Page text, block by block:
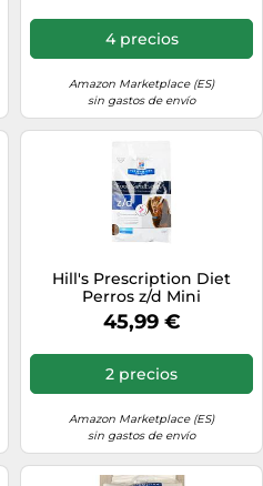
4 precios
Amazon Marketplace (ES)
sin gastos de envío
Hill's Prescription Diet
Perros z/d Mini
45,99 €
2 precios
Amazon Marketplace (ES)
sin gastos de envío